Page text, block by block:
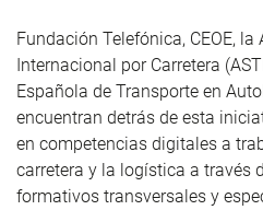
Fundación Telefónica, CEOE,
Internacional por Carretera
Española de Transporte en
encuentran detrás de esta
en competencias digitales a
carretera y la logística a través
formativos transversales y